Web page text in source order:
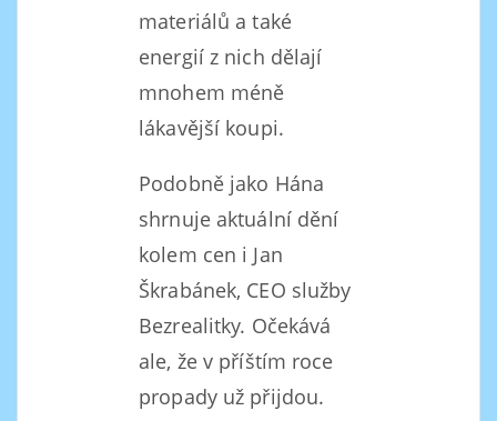
materiálů a také
energií z nich dělají
mnohem méně
lákavější koupi.
Podobně jako Hána
shrnuje aktuální dění
kolem cen i Jan
Škrabánek, CEO služby
Bezrealitky. Očekává
ale, že v příštím roce
propady už přijdou.